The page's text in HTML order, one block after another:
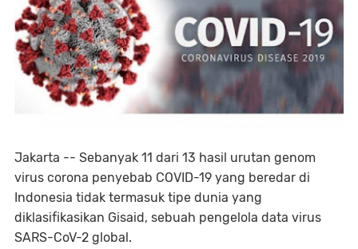
Jakarta -- Sebanyak 11 dari 13 hasil urutan genom
virus corona penyebab COVID-19 yang beredar di
Indonesia tidak termasuk tipe dunia yang
diklasifikasikan Gisaid, sebuah pengelola data virus
SARS-CoV-2 global.